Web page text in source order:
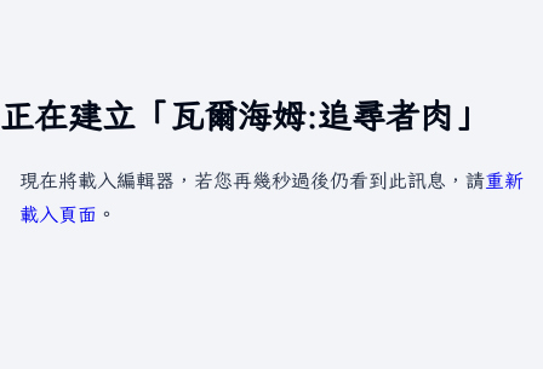
正在建立「瓦爾海姆:追尋者肉」
現在將載入編輯器，若您再幾秒過後仍看到此訊息，請重新
載入頁面 。